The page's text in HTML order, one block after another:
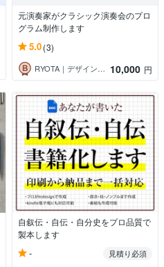
元演奏家がクラシック演奏会のプロ
グラム制作します
5.0(3)
RYOTA｜デザイン事務所ひまわり 10,000 円
自叙伝・自伝・自分史をプロ品質で
製本します
- 見積り必須